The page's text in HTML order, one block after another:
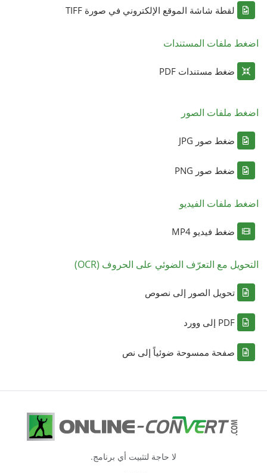
لقطة شاشة الموقع الإلكتروني في صورة TIFF
اضغط ملفات المستندات
ضغط مستندات PDF
اضغط ملفات الصور
ضغط صور JPG
ضغط صور PNG
اضغط ملفات الفيديو
ضغط فيديو MP4
التحويل مع التعرّف الضوئي على الحروف (OCR)
تحويل الصور إلى نصوص
PDF إلى وورد
صفحة ممسوحة ضوئياً إلى نص
لا حاجة لتثبيت أي برنامج.